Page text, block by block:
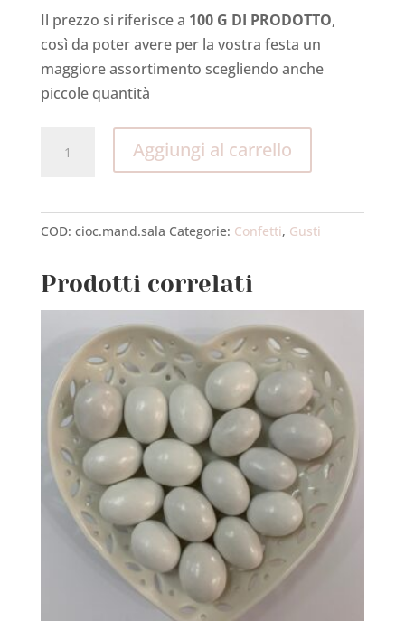
Il prezzo si riferisce a 100 G DI PRODOTTO,
così da poter avere per la vostra festa un
maggiore assortimento scegliendo anche
piccole quantità
MANDORLA
E
CARAMELLO
Aggiungi al carrello
COD: cioc.mand.sala Categorie: Confetti, Gusti
Prodotti correlati